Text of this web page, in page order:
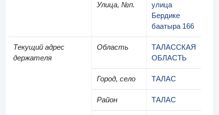
Улица, №п.
улица
Бердике
баатыра 166
Текущий адрес
держателя
Область
ТАЛАССКАЯ
ОБЛАСТЬ
Город, село ТАЛАС
Район ТАЛАС